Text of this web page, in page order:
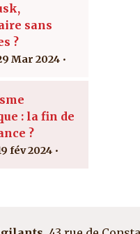
sans
?
Mar 2024
: la fin de
?
fév 2024